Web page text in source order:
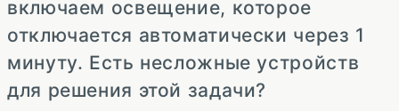
включаем освещение, которое
отключается автоматически через 1
минуту. Есть несложные устройств
для решения этой задачи?